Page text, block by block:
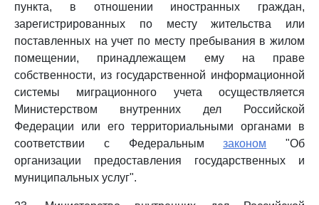
пункта, в отношении иностранных граждан,
зарегистрированных по месту жительства или
поставленных на учет по месту пребывания в жилом
помещении, принадлежащем ему на праве
собственности, из государственной информационной
системы миграционного учета осуществляется
Министерством внутренних дел Российской
Федерации или его территориальными органами в
соответствии с Федеральнымзаконом "Об
организации предоставления государственных и
муниципальных услуг".